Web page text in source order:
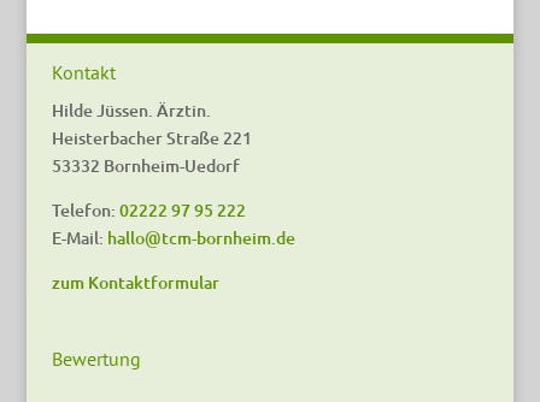
Kontakt
Hilde Jüssen. Ärztin.
Heisterbacher Straße 221
53332 Bornheim-Uedorf
Telefon: 02222 97 95 222
E-Mail: hallo@tcm-bornheim.de
zum Kontaktformular
Bewertung